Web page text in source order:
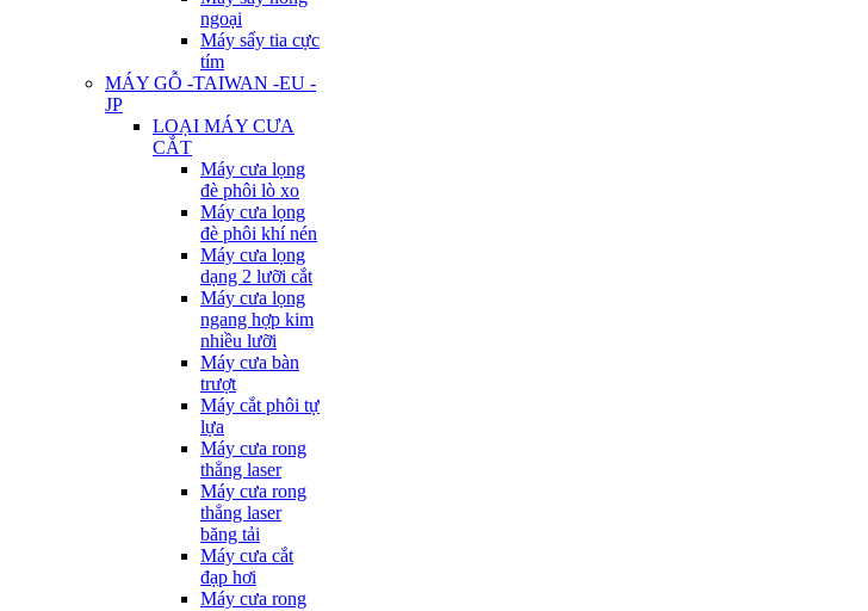
ngoại
Máy sấy tia cực
tím
MÁY GỖ -TAIWAN -EU -
JP
LOẠI MÁY CƯA
CẮT
Máy cưa lọng
đè phôi lò xo
Máy cưa lọng
đè phôi khí nén
Máy cưa lọng
dạng 2 lưỡi cắt
Máy cưa lọng
ngang hợp kim
nhiều lưỡi
Máy cưa bàn
trượt
Máy cắt phôi tự
lựa
Máy cưa rong
thẳng laser
Máy cưa rong
thẳng laser
băng tải
Máy cưa cắt
đạp hơi
Máy cưa rong